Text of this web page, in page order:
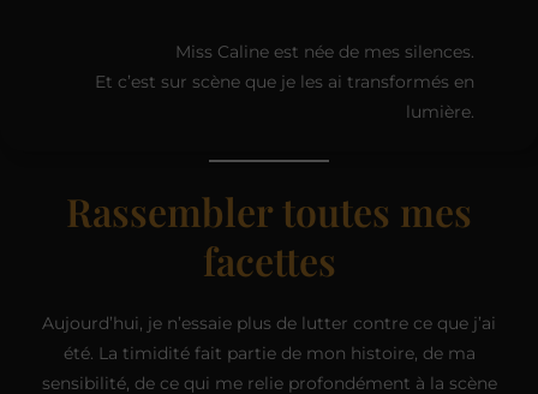
Miss Caline est née de mes silences.
Et c’est sur scène que je les ai transformés en
lumière.
Rassembler toutes mes
facettes
Aujourd’hui, je n’essaie plus de lutter contre ce que j’ai
été. La timidité fait partie de mon histoire, de ma
sensibilité, de ce qui me relie profondément à la scène